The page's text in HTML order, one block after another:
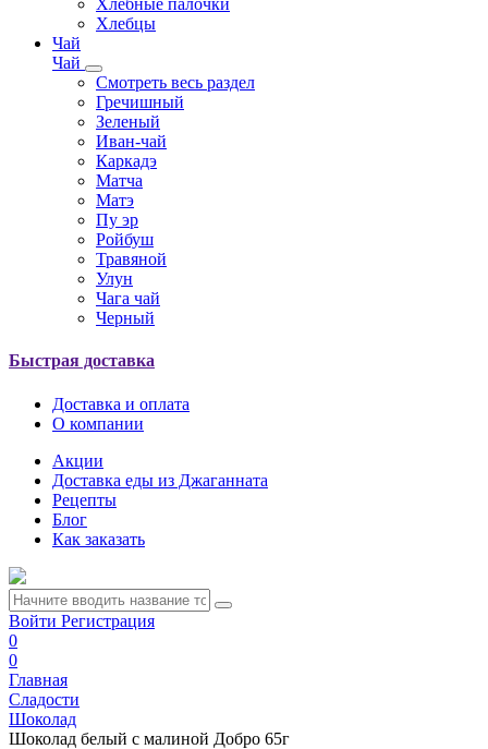
Хлебные палочки
Хлебцы
Чай
Чай
Смотреть весь раздел
Гречишный
Зеленый
Иван-чай
Каркадэ
Матча
Матэ
Пу эр
Ройбуш
Травяной
Улун
Чага чай
Черный
Быстрая доставка
Доставка и оплата
О компании
Акции
Доставка еды из Джаганната
Рецепты
Блог
Как заказать
Войти Регистрация
0
0
Главная
Сладости
Шоколад
Шоколад белый с малиной Добро 65г